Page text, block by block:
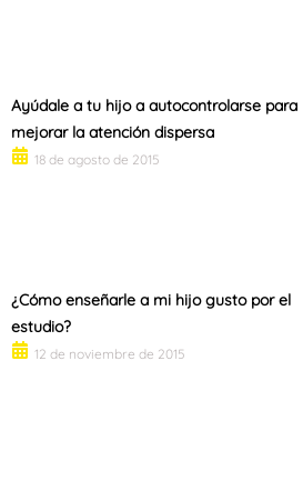
Ayúdale a tu hijo a autocontrolarse para
mejorar la atención dispersa
18 de agosto de 2015
¿Cómo enseñarle a mi hijo gusto por el
estudio?
12 de noviembre de 2015